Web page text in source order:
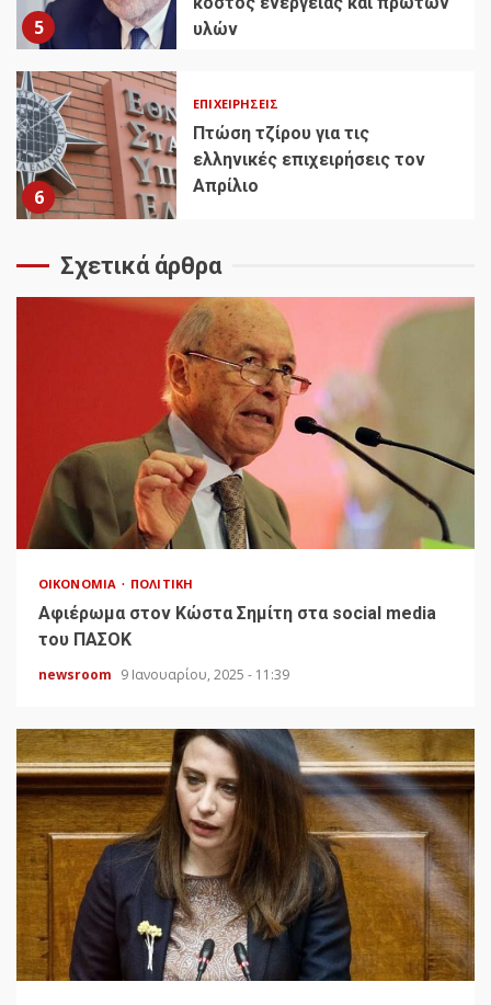
5
υλών
6
ΕΠΙΧΕΙΡΉΣΕΙΣ
Πτώση τζίρου για τις
ελληνικές επιχειρήσεις τον
Απρίλιο
Σχετικά άρθρα
ΟΙΚΟΝΟΜΊΑ ΠΟΛΙΤΙΚΉ
Αφιέρωμα στον Κώστα Σημίτη στα social media
του ΠΑΣΟΚ
newsroom 9 Ιανουαρίου, 2025 - 11:39